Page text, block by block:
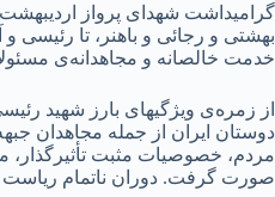
گرامیداشت شهدای پرواز
بهشتی و رجائی و باهنر، تا رئیسی
خدمت خالصانه و مجاهدانه‌ی
از زمره‌ی ویژگیهای بارز شهید
دوستان ایران از جمله مجاهدان
مردم، خصوصیات مثبت
صورت گرفت. دوران ناتمام